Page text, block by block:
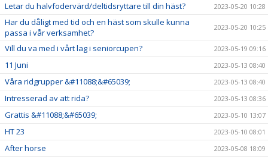
Letar du halvfodervärd/deltidsryttare till din häst? 2023-05-20 10:28
Har du dåligt med tid och en häst som skulle kunna
passa i vår verksamhet?
2023-05-20 10:25
Vill du va med i vårt lag i seniorcupen? 2023-05-19 09:16
11 Juni 2023-05-13 08:40
Våra ridgrupper &#11088;&#65039; 2023-05-13 08:40
Intresserad av att rida? 2023-05-13 08:36
Grattis &#11088;&#65039; 2023-05-10 13:07
HT 23 2023-05-10 08:01
After horse 2023-05-08 18:09